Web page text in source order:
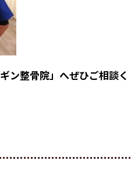
ン整骨院」へぜひご相談く